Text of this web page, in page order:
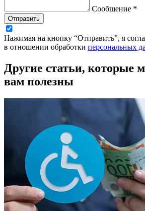
Сообщение *
Отправить
Нажимая на кнопку “Отправить”, я
в отношении обработки персональных
Другие статьи, которые
вам полезны